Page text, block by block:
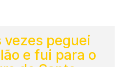
vezes peguei
e fui para o